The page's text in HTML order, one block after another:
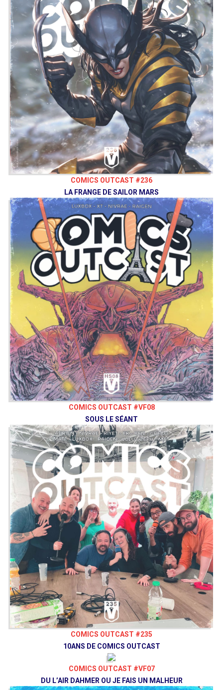
COMICS OUTCAST #236
LA FRANGE DE SAILOR MARS
COMICS OUTCAST #VF08
SOUS LE SÉANT
COMICS OUTCAST #235
10ANS DE COMICS OUTCAST
COMICS OUTCAST #VF07
DU L’AIR DAHMER OU JE FAIS UN MALHEUR